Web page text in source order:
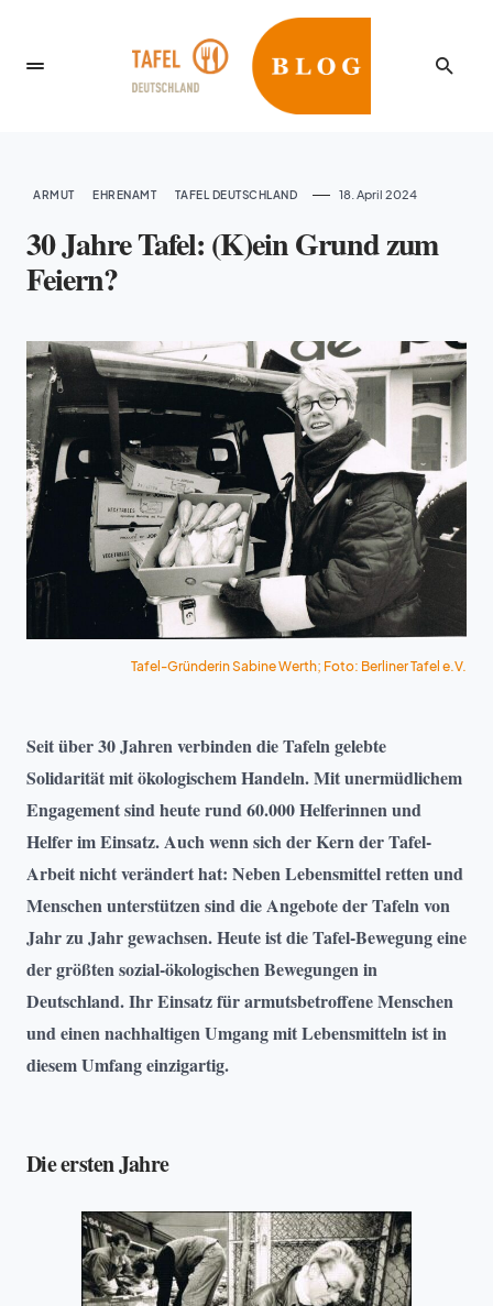
ARMUT EHRENAMT TAFEL DEUTSCHLAND 18. April 2024
30 Jahre Tafel: (K)ein Grund zum
Feiern?
Tafel-Gründerin Sabine Werth; Foto: Berliner Tafel e.V.
Seit über 30 Jahren verbinden die Tafeln gelebte
Solidarität mit ökologischem Handeln. Mit unermüdlichem
Engagement sind heute rund 60.000 Helferinnen und
Helfer im Einsatz. Auch wenn sich der Kern der Tafel-
Arbeit nicht verändert hat: Neben Lebensmittel retten und
Menschen unterstützen sind die Angebote der Tafeln von
Jahr zu Jahr gewachsen. Heute ist die Tafel-Bewegung eine
der größten sozial-ökologischen Bewegungen in
Deutschland. Ihr Einsatz für armutsbetroffene Menschen
und einen nachhaltigen Umgang mit Lebensmitteln ist in
diesem Umfang einzigartig.
Die ersten Jahre